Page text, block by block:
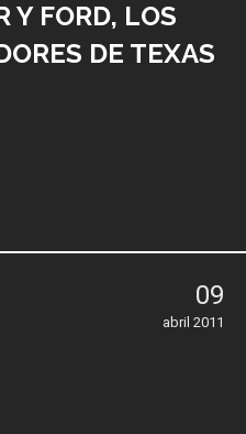
Y FORD, LOS
DE TEXAS
09
abril 2011